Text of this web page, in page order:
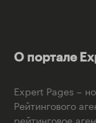
О портале
Expert Pages –
Рейтингового
рейтинговое